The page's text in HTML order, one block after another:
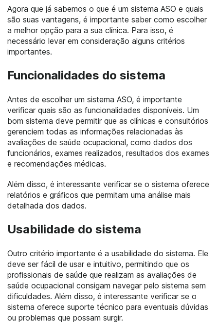
Agora que já sabemos o que é um sistema ASO e quais
são suas vantagens, é importante saber como escolher
a melhor opção para a sua clínica. Para isso, é
necessário levar em consideração alguns critérios
importantes.
Funcionalidades do sistema
Antes de escolher um sistema ASO, é importante
verificar quais são as funcionalidades disponíveis. Um
bom sistema deve permitir que as clínicas e consultórios
gerenciem todas as informações relacionadas às
avaliações de saúde ocupacional, como dados dos
funcionários, exames realizados, resultados dos exames
e recomendações médicas.
Além disso, é interessante verificar se o sistema oferece
relatórios e gráficos que permitam uma análise mais
detalhada dos dados.
Usabilidade do sistema
Outro critério importante é a usabilidade do sistema. Ele
deve ser fácil de usar e intuitivo, permitindo que os
profissionais de saúde que realizam as avaliações de
saúde ocupacional consigam navegar pelo sistema sem
dificuldades. Além disso, é interessante verificar se o
sistema oferece suporte técnico para eventuais dúvidas
ou problemas que possam surgir.